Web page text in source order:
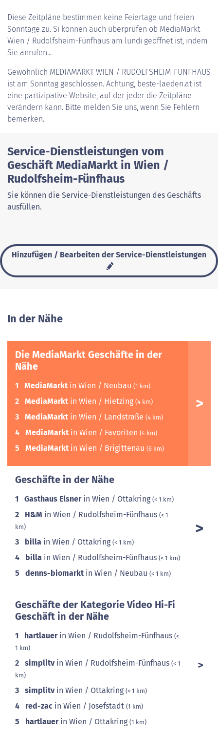
Diese Zeitpläne bestimmen keine Feiertage und freien
Sonntage zu. Si können auch überprüfen ob MediaMarkt
Wien / Rudolfsheim-Fünfhaus am lundi geöffnet ist, indem
Sie anrufen...
Gewöhnlich MEDIAMARKT WIEN / RUDOLFSHEIM-FÜNFHAUS
ist am Sonntag geschlossen. Achtung, beste-laeden.at ist
eine partizipative Website, auf der jeder die Zeitpläne
verändern kann. Bitte melden Sie uns, wenn Sie Fehlern
bemerken.
Service-Dienstleistungen vom
Geschäft MediaMarkt in Wien /
Rudolfsheim-Fünfhaus
Sie können die Service-Dienstleistungen des Geschäfts
ausfüllen.
Hinzufügen / Bearbeiten der Service-Dienstleistungen
In der Nähe
Die MediaMarkt Geschäfte in der
Nähe
1 MediaMarkt in Wien / Neubau (1 km)
2 MediaMarkt in Wien / Hietzing (4 km)
3 MediaMarkt in Wien / Landstraße (4 km)
4 MediaMarkt in Wien / Favoriten (4 km)
5 MediaMarkt in Wien / Brigittenau (6 km)
Geschäfte in der Nähe
1 Gasthaus Elsnerin Wien / Ottakring (< 1 km)
2 H&M in Wien / Rudolfsheim-Fünfhaus (< 1
km)
3 billa in Wien / Ottakring (< 1 km)
4 billa in Wien / Rudolfsheim-Fünfhaus (< 1 km)
5 denns-biomarkt in Wien / Neubau (< 1 km)
Geschäfte der Kategorie Video Hi-Fi
Geschäft in der Nähe
1 hartlauerin Wien / Rudolfsheim-Fünfhaus (<
1 km)
2 simplitvin Wien / Rudolfsheim-Fünfhaus (< 1
km)
3 simplitvin Wien / Ottakring (< 1 km)
4 red-zac in Wien / Josefstadt (1 km)
5 hartlauerin Wien / Ottakring (1 km)